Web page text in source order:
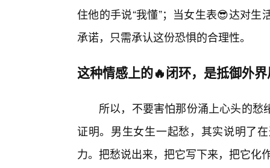
住他的手说“我懂”；当女生表😎达对
承诺，只需承认这份恐惧的合理性。
这种情感上的🔥闭环，是抵御外
所以，不要害怕那份涌上心头的
证明。男生女生一起愁，其实说明了
力。把愁说出来，把它写下来，把它化